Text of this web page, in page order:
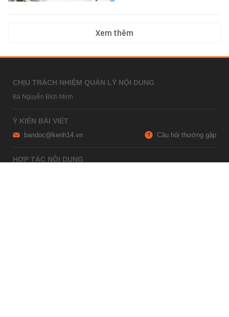
Xem thêm
CHỊU TRÁCH NHIỆM QUẢN LÝ NỘI DUNG
Bà Nguyễn Bích Minh
Ý KIẾN BÀI VIẾT
bandoc@kenh14.vn Câu hỏi thường gặp
HỢP TÁC NỘI DUNG